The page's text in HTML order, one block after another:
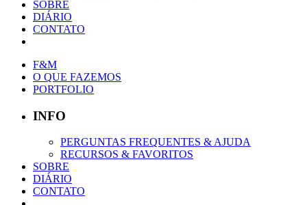
SOBRE
DIÁRIO
CONTATO
F&M
O QUE FAZEMOS
PORTFOLIO
INFO
PERGUNTAS FREQUENTES & AJUDA
RECURSOS & FAVORITOS
SOBRE
DIÁRIO
CONTATO